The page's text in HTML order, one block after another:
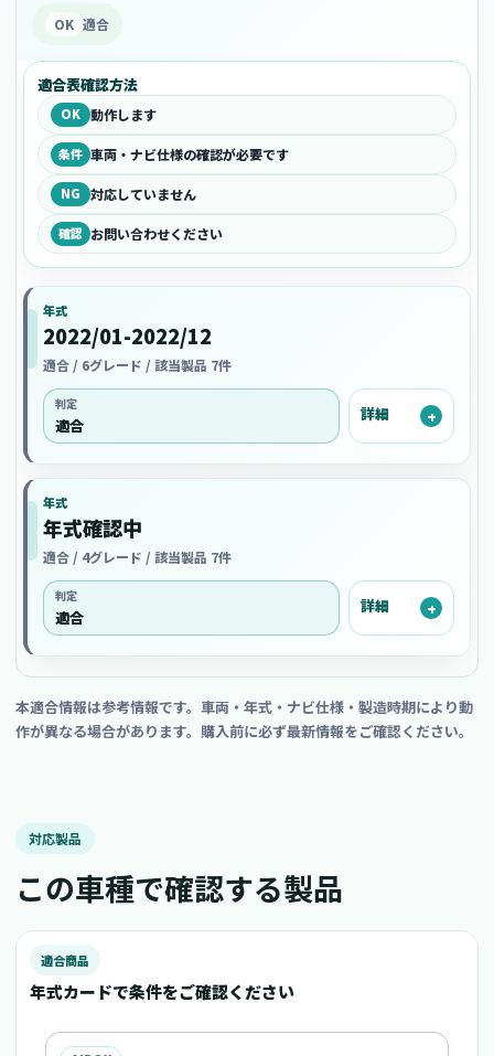
OK 適合
適合表確認方法
OK 動作します
条件 車両・ナビ仕様の確認が必要です
NG 対応していません
確認 お問い合わせください
年式
2022/01-2022/12
適合 / 6グレード / 該当製品 7件
判定
適合
詳細
年式
年式確認中
適合 / 4グレード / 該当製品 7件
判定
適合
詳細
本適合情報は参考情報です。車両・年式・ナビ仕様・製造時期により動
作が異なる場合があります。購入前に必ず最新情報をご確認ください。
対応製品
この車種で確認する製品
適合商品
年式カードで条件をご確認ください